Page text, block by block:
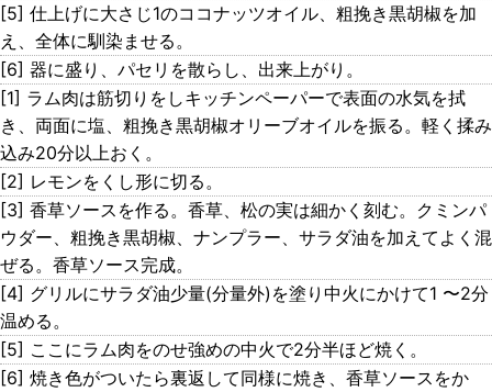
[5] 仕上げに大さじ1のココナッツオイル、粗挽き黒胡椒を加
え、全体に馴染ませる。
[6] 器に盛り、パセリを散らし、出来上がり。
[1] ラム肉は筋切りをしキッチンペーパーで表面の水気を拭
き、両面に塩、粗挽き黒胡椒オリーブオイルを振る。軽く揉み
込み20分以上おく。
[2] レモンをくし形に切る。
[3] 香草ソースを作る。香草、松の実は細かく刻む。クミンパ
ウダー、粗挽き黒胡椒、ナンプラー、サラダ油を加えてよく混
ぜる。香草ソース完成。
[4] グリルにサラダ油少量(分量外)を塗り中火にかけて1 〜2分
温める。
[5] ここにラム肉をのせ強めの中火で2分半ほど焼く。
[6] 焼き色がついたら裏返して同様に焼き、香草ソースをか